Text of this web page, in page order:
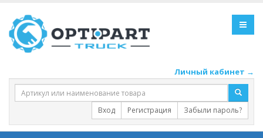
Личный кабинет →
Вход Регистрация Забыли пароль?